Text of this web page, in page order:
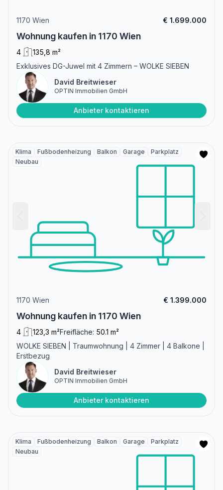
1170 Wien € 1.699.000
Wohnung kaufen in 1170 Wien
4
135,8 m²
Exklusives DG-Juwel mit 4 Zimmern – WOLKE SIEBEN
David Breitwieser
OPTIN Immobilien GmbH
Anbieter kontaktieren
Klima Fußbodenheizung Balkon Garage
Parkplatz
Neubau
1170 Wien € 1.399.000
Wohnung kaufen in 1170 Wien
4 123,3 m²Freifläche: 50.1 m²
WOLKE SIEBEN | Traumwohnung | 4 Zimmer | 4 Balkone |
Erstbezug
David Breitwieser
OPTIN Immobilien GmbH
Anbieter kontaktieren
Klima Fußbodenheizung Balkon Garage
Parkplatz
Neubau